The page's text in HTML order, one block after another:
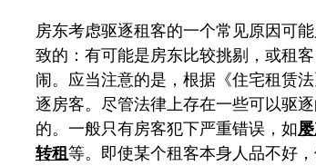
房东考虑驱逐租客的一个常见原因可
致的：有可能是房东比较挑剔，或租
闹。应当注意的是，根据《住宅租赁
逐房客。尽管法律上存在一些可以驱
的。一般只有房客犯下严重错误，如
转租等。即使某个租客本身人品不好